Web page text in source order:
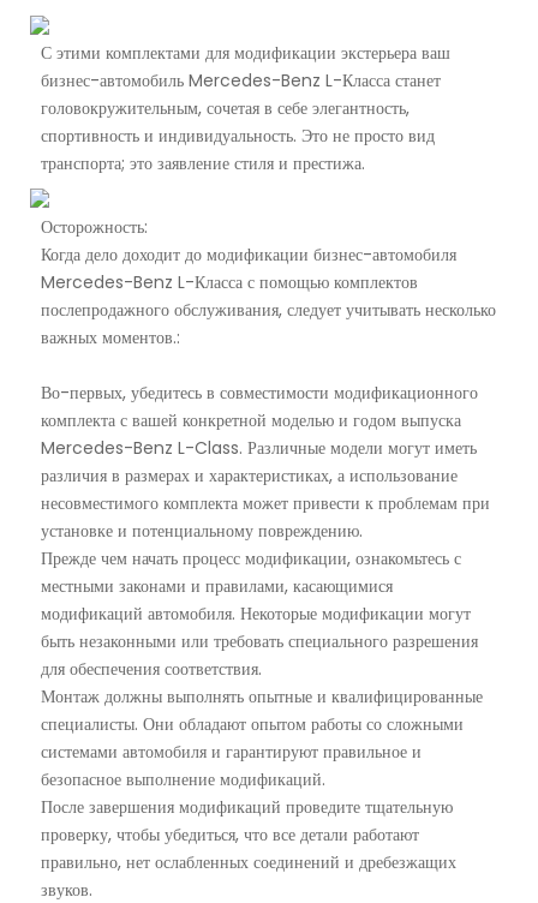
С этими комплектами для модификации экстерьера ваш
бизнес-автомобиль Mercedes-Benz L-Класса станет
головокружительным, сочетая в себе элегантность,
спортивность и индивидуальность. Это не просто вид
транспорта; это заявление стиля и престижа.
Осторожность:
Когда дело доходит до модификации бизнес-автомобиля
Mercedes-Benz L-Класса с помощью комплектов
послепродажного обслуживания, следует учитывать несколько
важных моментов.:
Во-первых, убедитесь в совместимости модификационного
комплекта с вашей конкретной моделью и годом выпуска
Mercedes-Benz L-Class. Различные модели могут иметь
различия в размерах и характеристиках, а использование
несовместимого комплекта может привести к проблемам при
установке и потенциальному повреждению.
Прежде чем начать процесс модификации, ознакомьтесь с
местными законами и правилами, касающимися
модификаций автомобиля. Некоторые модификации могут
быть незаконными или требовать специального разрешения
для обеспечения соответствия.
Монтаж должны выполнять опытные и квалифицированные
специалисты. Они обладают опытом работы со сложными
системами автомобиля и гарантируют правильное и
безопасное выполнение модификаций.
После завершения модификаций проведите тщательную
проверку, чтобы убедиться, что все детали работают
правильно, нет ослабленных соединений и дребезжащих
звуков.